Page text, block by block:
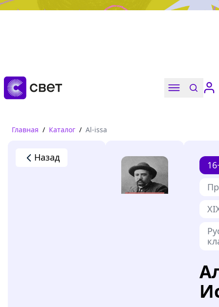
Дружба, любовь, взросление
Читать
Главная / Каталог / Al-issa
Назад